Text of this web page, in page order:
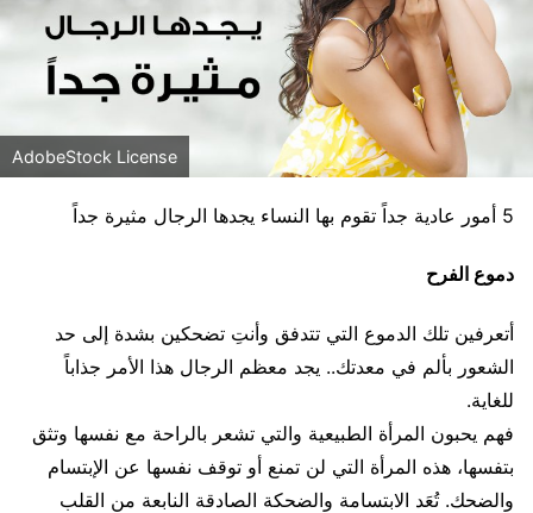
AdobeStock License
5 أمور عادية جداً تقوم بها النساء يجدها الرجال مثيرة جداً
دموع الفرح
أتعرفين تلك الدموع التي تتدفق وأنتِ تضحكين بشدة إلى حد
الشعور بألم في معدتك.. يجد معظم الرجال هذا الأمر جذاباً
للغاية.
فهم يحبون المرأة الطبيعية والتي تشعر بالراحة مع نفسها وتثق
بتفسها، هذه المرأة التي لن تمنع أو توقف نفسها عن الإبتسام
والضحك. تُعَد الابتسامة والضحكة الصادقة النابعة من القلب